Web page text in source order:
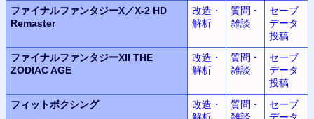
ファイナルファンタジーX／X-2 HD
Remaster
改造・
解析
質問・
雑談
セーブ
データ
投稿
ファイナルファンタジーXII THE
ZODIAC AGE
改造・
解析
質問・
雑談
セーブ
データ
投稿
フィットボクシング
改造・
解析
質問・
雑談
セーブ
データ